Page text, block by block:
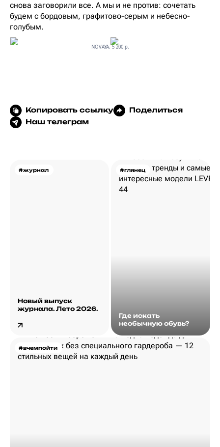
снова заговорили все. А мы и не против: сочетать
будем с бордовым, графитово-серым и небесно-
голубым.
NOVAYA, 5 200 р.
Копировать ссылку
Поделиться
Наш телеграм
#журнал
Новый выпуск
журнала. Лето 2026.
#глянец
Где искать
необычную обувь?
#вчемпойти